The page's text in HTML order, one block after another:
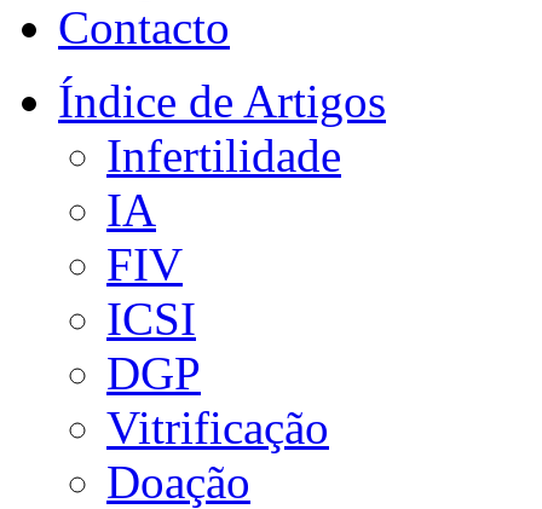
Contacto
Índice de Artigos
Infertilidade
IA
FIV
ICSI
DGP
Vitrificação
Doação